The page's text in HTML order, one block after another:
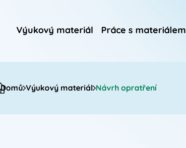
Výukový materiál Práce s materiálem
Domů Výukový materiál Návrh opratření